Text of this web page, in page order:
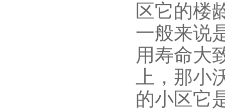
区它的楼
一般来说
用寿命大
上，那
的小区它